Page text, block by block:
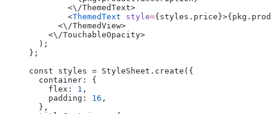
        <\/ThemedText>
        <
ThemedText style=
      <\/ThemedView>
    <\/TouchableOpacity>
  );
};
const styles = StyleSheet.create({
  container: {
    flex:
1 ,
    padding:
16 ,
  },